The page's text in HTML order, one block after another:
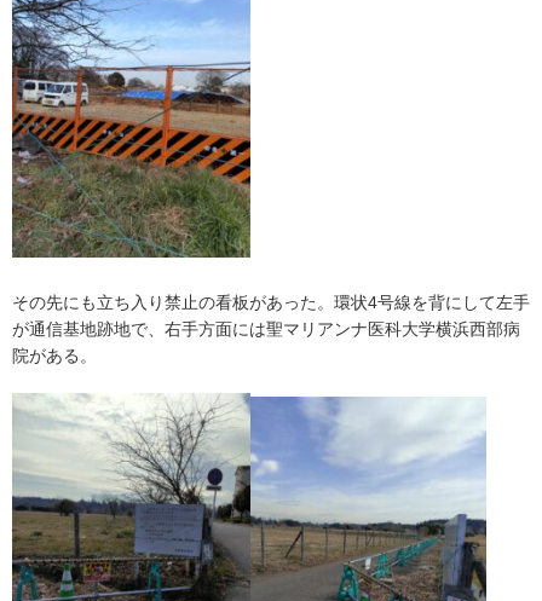
その先にも立ち入り禁止の看板があった。環状4号線を背にして左手
が通信基地跡地で、右手方面には聖マリアンナ医科大学横浜西部病
院がある。